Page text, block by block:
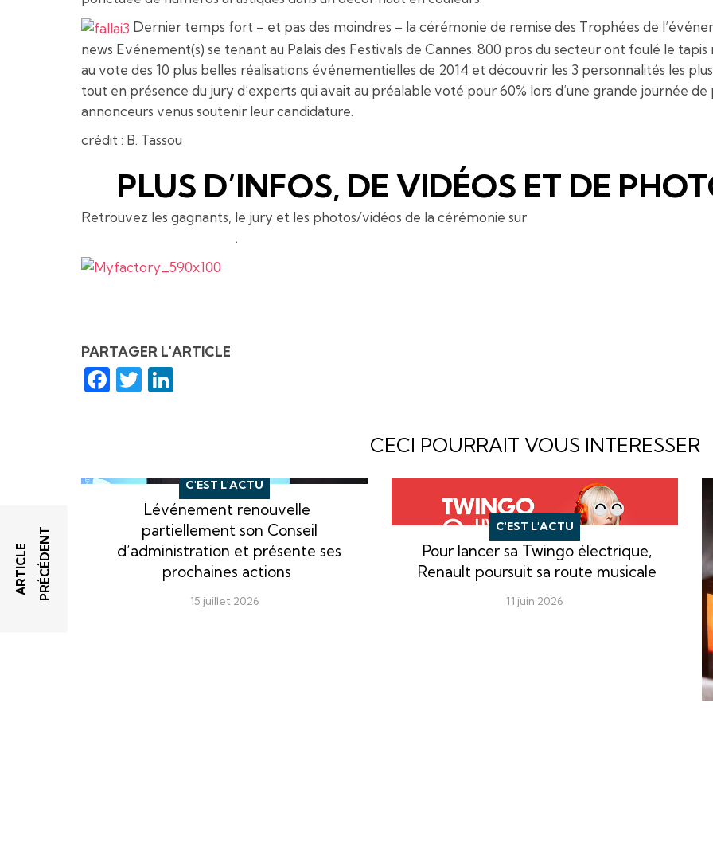
Dernier temps fort – et pas des moindres – la cérémonie de remise des Trophées de
news Evénement(s) se tenant au Palais des Festivals de Cannes. 800 pros du secteur ont foulé le
au vote des 10 plus belles réalisations événementielles de 2014 et découvrir les 3 personnalités les
tout en présence du jury d’experts qui avait au préalable voté pour 60% lors d’une grande journée
annonceurs venus soutenir leur candidature.
crédit : B. Tassou
PLUS D’INFOS, DE VIDÉOS ET DE
Retrouvez les gagnants, le jury et les photos/vidéos de la cérémonie sur
.
PARTAGER L'ARTICLE
Facebook
Twitter
A
R
T
I
C
L
E
P
R
É
C
É
D
E
N T
CECI POURRAIT VOUS INTERESSER
C'EST L'ACTU
Lévénement renouvelle
partiellement son Conseil
d’administration et présente ses
prochaines actions
15 juillet 2026
C'EST L'ACTU
Pour lancer sa Twingo électrique,
Renault poursuit sa route musicale
11 juin 2026